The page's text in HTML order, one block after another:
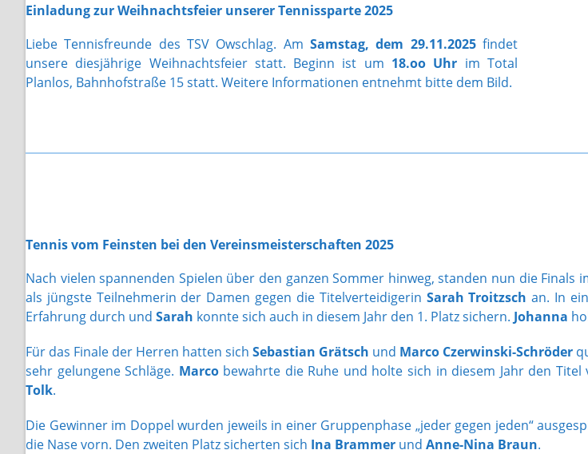
Einladung zur Weihnachtsfeier unserer Tennissparte 2025
Liebe Tennisfreunde des TSV Owschlag. Am Samstag, dem 29.11.2025findet
unsere diesjährige Weihnachtsfeier statt. Beginn ist um 18.oo Uhr im Total
Planlos, Bahnhofstraße 15 statt. Weitere Informationen entnehmt bitte dem Bild.
Tennis vom Feinsten bei den Vereinsmeisterschaften 2025
Nach vielen spannenden Spielen über den ganzen Sommer hinweg, standen nun die
als jüngste Teilnehmerin der Damen gegen die Titelverteidigerin Sarah Troitzsch an. In
Erfahrung durch und Sarah konnte sich auch in diesem Jahr den 1. Platz sichern. Johanna
Für das Finale der Herren hatten sich Sebastian Grätsch und Marco Czerwinski-Schröder
sehr gelungene Schläge. Marcobewahrte die Ruhe und holte sich in diesem Jahr den Titel
Tolk.
Die Gewinner im Doppel wurden jeweils in einer Gruppenphase „jeder gegen jeden“
die Nase vorn. Den zweiten Platz sicherten sich Ina Brammer und Anne-Nina Braun.